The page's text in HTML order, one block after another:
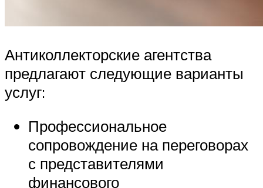
Антиколлекторские агентства
предлагают следующие варианты
услуг:
Профессиональное
сопровождение на переговорах
с представителями
финансового